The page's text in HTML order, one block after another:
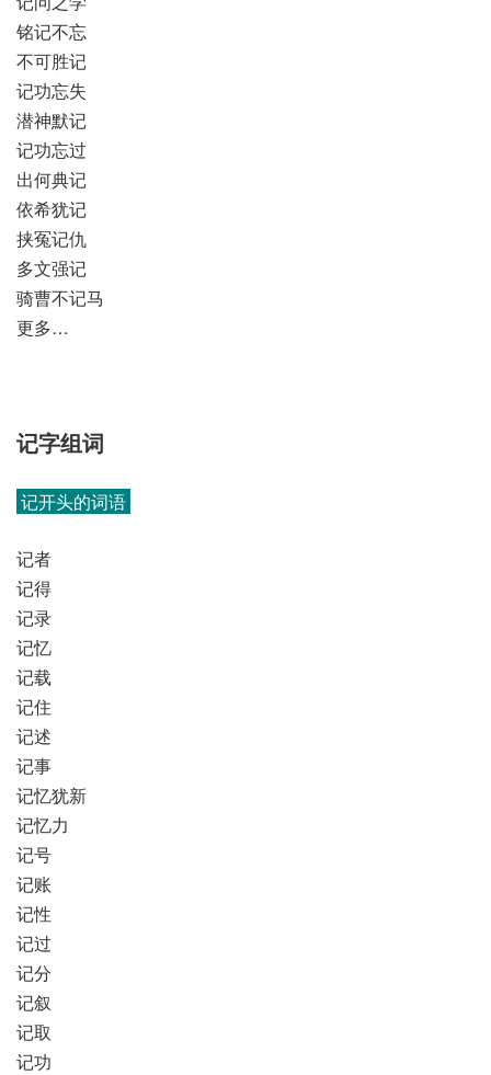
铭记不忘
不可胜记
记功忘失
潜神默记
记功忘过
出何典记
依希犹记
挟冤记仇
多文强记
骑曹不记马
更多…
记字组词
记开头的词语
记者
记得
记录
记忆
记载
记住
记述
记事
记忆犹新
记忆力
记号
记账
记性
记过
记分
记叙
记取
记功